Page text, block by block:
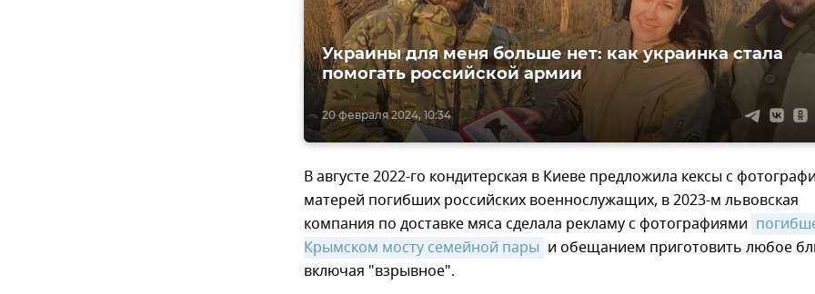
20 февраля 2024, 10:34
Украины для меня больше нет: как украинка стала
помогать российской армии
В августе 2022-го кондитерская в Киеве предложила кексы с
матерей погибших российских военнослужащих, в 2023-м львовская
компания по доставке мяса сделала рекламу с фотографиями
Крымском мосту семейной пары и обещанием приготовить любое
включая "взрывное".